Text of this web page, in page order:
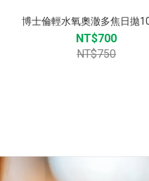
博士倫輕水氧奧澈多焦日拋
NT$700
NT$750